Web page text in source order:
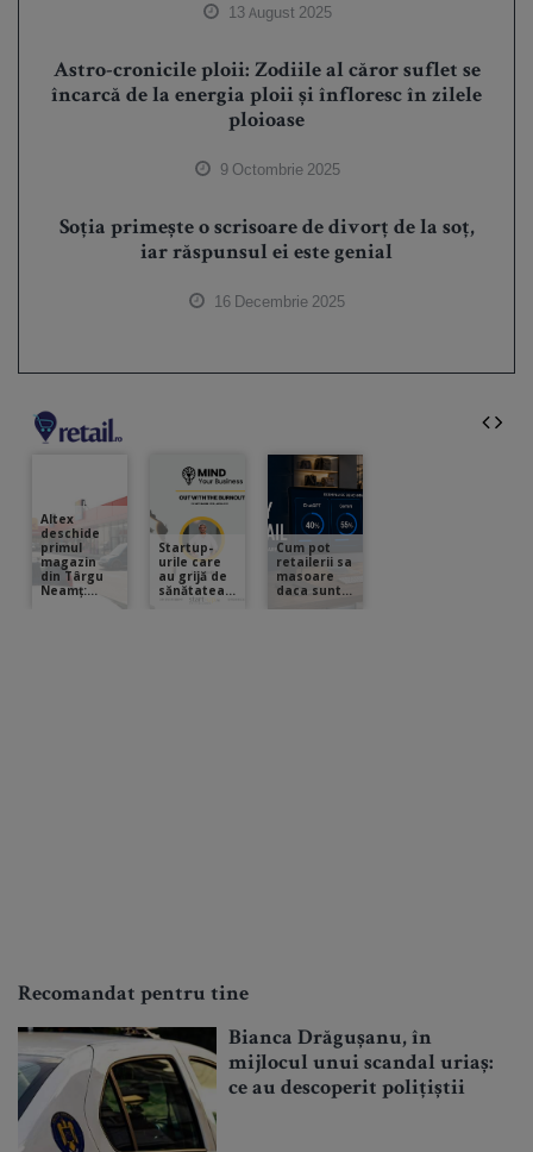
13 August 2025
Astro-cronicile ploii: Zodiile al căror suflet se
încarcă de la energia ploii și înfloresc în zilele
ploioase
9 Octombrie 2025
Soția primește o scrisoare de divorț de la soț,
iar răspunsul ei este genial
16 Decembrie 2025
Recomandat pentru tine
Bianca Drăgușanu, în
mijlocul unui scandal uriaș:
ce au descoperit polițiștii